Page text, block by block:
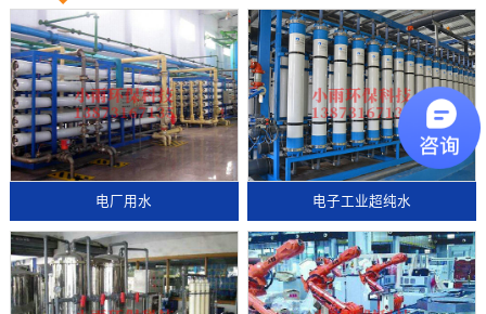
电厂用水 电子工业超纯水